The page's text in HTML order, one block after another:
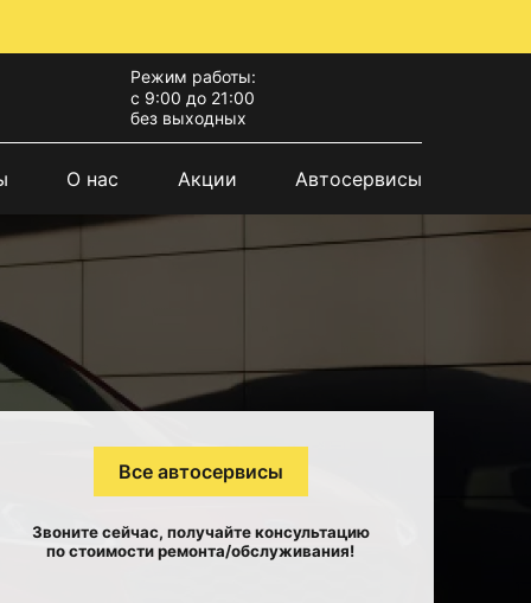
Режим работы:
с 9:00 до 21:00
без выходных
О нас Акции Автосервисы
Все автосервисы
Звоните сейчас, получайте консультацию
по стоимости ремонта/обслуживания!